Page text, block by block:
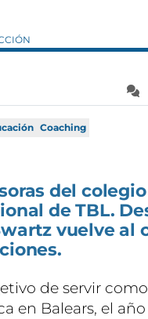
Coaching
del
de TBL.
vuelve al
de servir
en Balears, el